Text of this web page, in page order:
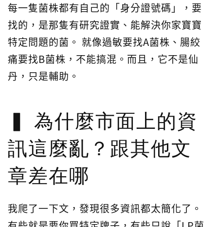
每一隻菌株都有自己的「身分證號碼」，要
找的，是那隻有研究證實、能解決你家寶寶
特定問題的菌。 就像過敏要找A菌株、腸絞
痛要找B菌株，不能搞混。而且，它不是仙
丹，只是輔助。
為什麼市面上的資
訊這麼亂？跟其他文
章差在哪
我爬了一下文，發現很多資訊都太簡化了。